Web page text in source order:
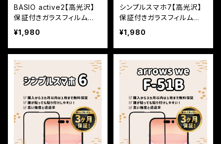
BASIO active2【高光沢】
保証付きガラスフィルム
『鎧』全面フルカバー
¥1,980
シンプルスマホ7【高光沢】
保証付きガラスフィルム
『鎧』全面フルカバー
¥1,980